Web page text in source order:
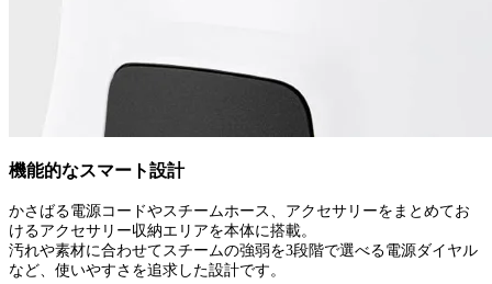
機能的なスマート設計
かさばる電源コードやスチームホース、アクセサリーをまとめてお
けるアクセサリー収納エリアを本体に搭載。
汚れや素材に合わせてスチームの強弱を3段階で選べる電源ダイヤル
など、使いやすさを追求した設計です。